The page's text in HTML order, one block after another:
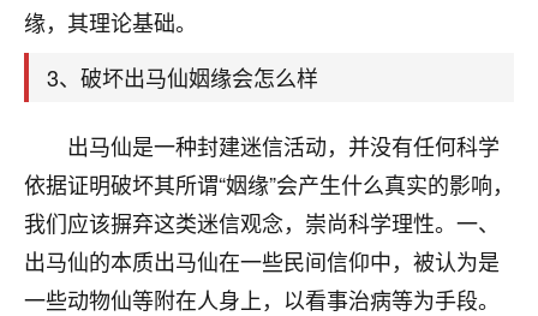
缘，其理论基础。
3、破坏出马仙姻缘会怎么样
出马仙是一种封建迷信活动，并没有任何科学
依据证明破坏其所谓“姻缘”会产生什么真实的影响，
我们应该摒弃这类迷信观念，崇尚科学理性。一、
出马仙的本质出马仙在一些民间信仰中，被认为是
一些动物仙等附在人身上，以看事治病等为手段。
鹿森：你可以找老师看看，人有时不服命不行
太阳当空赵：我也做餐饮的，生意不算大，但
址、风水、还有开业日子，哪哪都看了，虽然
大环境不好，但是我家生意还可以，前几天又
刚找老师做了补财库，希望财运更好一点！
2小时前 来自海南
梦醒时分